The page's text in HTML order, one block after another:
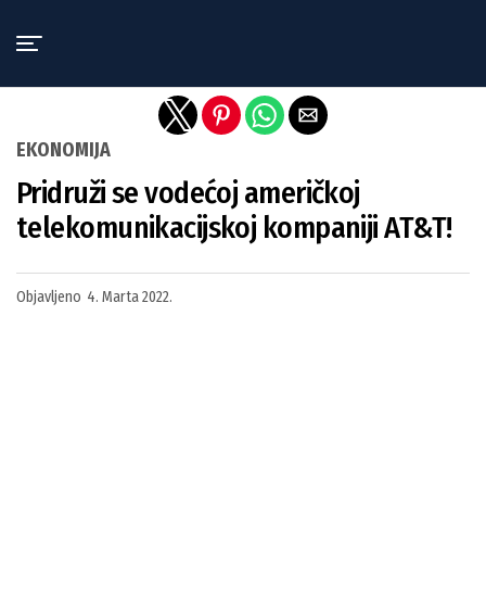
EKONOMIJA
Pridruži se vodećoj američkoj
telekomunikacijskoj kompaniji AT&T!
Objavljeno 4. Marta 2022.